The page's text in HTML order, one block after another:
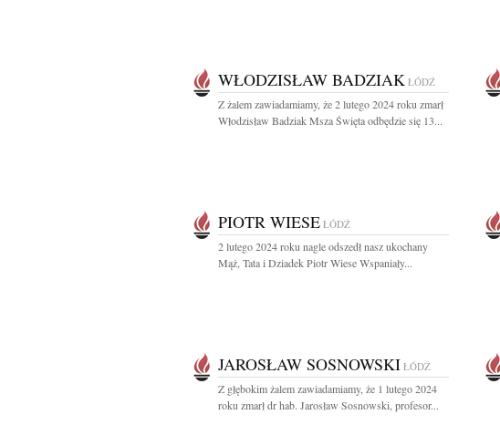
WŁODZISŁAW BADZIAK ŁÓDŹ
Z żalem zawiadamiamy, że 2 lutego 2024 roku zmarł
Włodzisław Badziak Msza Święta odbędzie się 13...
PIOTR WIESE ŁÓDŹ
2 lutego 2024 roku nagle odszedł nasz ukochany
Mąż, Tata i Dziadek Piotr Wiese Wspaniały...
JAROSŁAW SOSNOWSKI ŁÓDŹ
Z głębokim żalem zawiadamiamy, że 1 lutego 2024
roku zmarł dr hab. Jarosław Sosnowski, profesor...